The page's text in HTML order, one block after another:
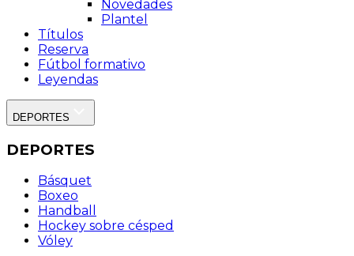
Novedades
Plantel
Títulos
Reserva
Fútbol formativo
Leyendas
DEPORTES
DEPORTES
Básquet
Boxeo
Handball
Hockey sobre césped
Vóley